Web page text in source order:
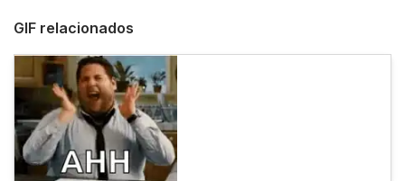
GIF relacionados